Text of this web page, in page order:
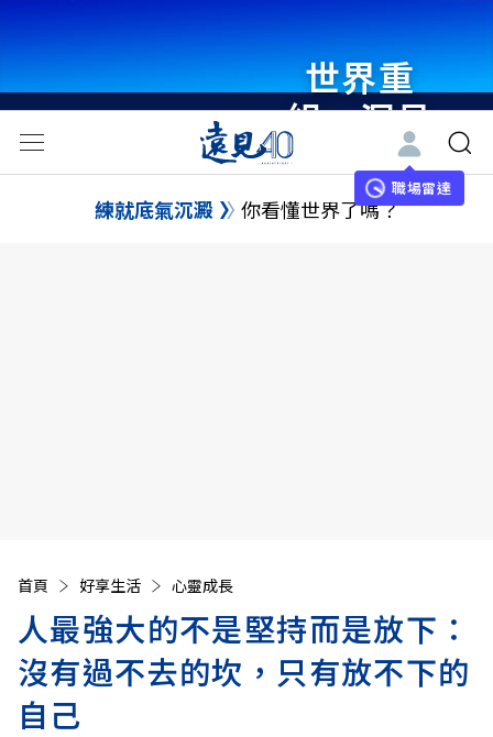
世界重
組・洞見
未來 與
世界領袖
職場雷達
練就底氣沉澱 你看懂世界了嗎？
首頁 好享生活 心靈成長
人最強大的不是堅持而是放下：
沒有過不去的坎，只有放不下的
自己